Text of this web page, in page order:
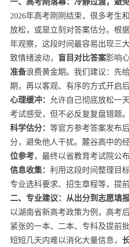
2026年高考刚刚结束，很多考生
放松，或是立刻对答案估分。根
年观察，这段时间最容易出现三大
致情绪波动， 盲目对比答案影响
准备浪费黄金期。我们建议：先
期，再以客观、有序的方式开启后
心理缓冲：
允许自己彻底放松一
考试感受，但不必反复复盘错题。
科学估分： 等官方参考答案发布
分，避免他人干扰。麓谷高中的经
位参考，最终以省教育考试院公布
信息收集： 利用这段时间整理目
专业选科要求、招生章程等，提
二、专业建议：从出分到志愿填
以湖南省新高考政策为例，高考
紧张的一本、二本、专科及提前
短短几天内难以消化大量信息，